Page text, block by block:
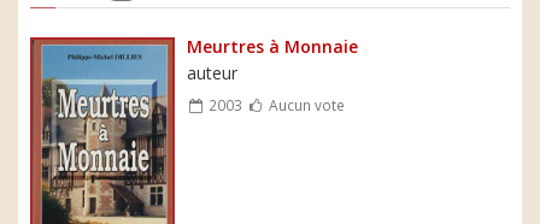
Meurtres à Monnaie
auteur
2003 Aucun vote